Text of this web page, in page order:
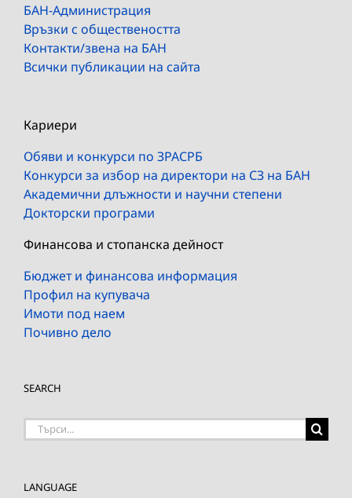
БАН-Администрация
Връзки с обществеността
Контакти/звена на БАН
Всички публикации на сайта
Кариери
Обяви и конкурси по ЗРАСРБ
Конкурси за избор на директори на СЗ на БАН
Академични длъжности и научни степени
Докторски програми
Финансова и стопанска дейност
Бюджет и финансова информация
Профил на купувача
Имоти под наем
Почивно дело
SEARCH
Търсене
LANGUAGE